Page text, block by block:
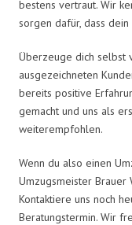
bestens vertraut. Wir
sorgen dafür, dass
Überzeuge dich selbst
ausgezeichneten
bereits positive
gemacht und uns als
weiterempfohlen.
Wenn du also einen
Umzugsmeister Brauer
Kontaktiere uns noch
Beratungstermin. Wir